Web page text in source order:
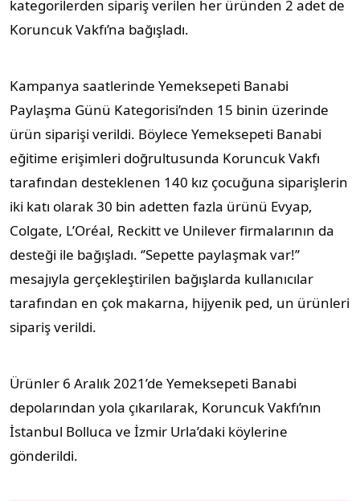
kategorilerden sipariş verilen her üründen 2 adet de
Koruncuk Vakfı’na bağışladı.
Kampanya saatlerinde Yemeksepeti Banabi
Paylaşma Günü Kategorisi’nden 15 binin üzerinde
ürün siparişi verildi. Böylece Yemeksepeti Banabi
eğitime erişimleri doğrultusunda Koruncuk Vakfı
tarafından desteklenen 140 kız çocuğuna siparişlerin
iki katı olarak 30 bin adetten fazla ürünü Evyap,
Colgate, L’Oréal, Reckitt ve Unilever firmalarının da
desteği ile bağışladı. ‘’Sepette paylaşmak var!’’
mesajıyla gerçekleştirilen bağışlarda kullanıcılar
tarafından en çok makarna, hijyenik ped, un ürünleri
sipariş verildi.
Ürünler 6 Aralık 2021’de Yemeksepeti Banabi
depolarından yola çıkarılarak, Koruncuk Vakfı’nın
İstanbul Bolluca ve İzmir Urla’daki köylerine
gönderildi.